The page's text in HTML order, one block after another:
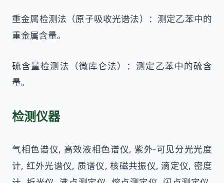
重金属检测法（原子吸收光谱法）：测定乙苯中的
重金属含量。
硫含量检测法（微库仑法）：测定乙苯中的硫含
量。
检测仪器
气相色谱仪, 高效液相色谱仪, 紫外-可见分光光度
计, 红外光谱仪, 质谱仪, 核磁共振仪, 滴定仪, 密度